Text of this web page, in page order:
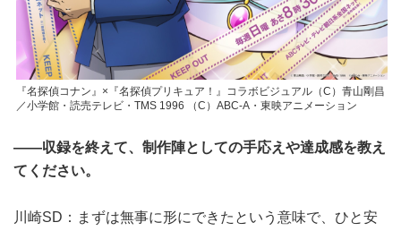
『名探偵コナン』×『名探偵プリキュア！』コラボビジュアル（C）青山剛昌
／小学館・読売テレビ・TMS 1996 （C）ABC-A・東映アニメーション
――収録を終えて、制作陣としての手応えや達成感を教え
てください。
川崎SD：まずは無事に形にできたという意味で、ひと安